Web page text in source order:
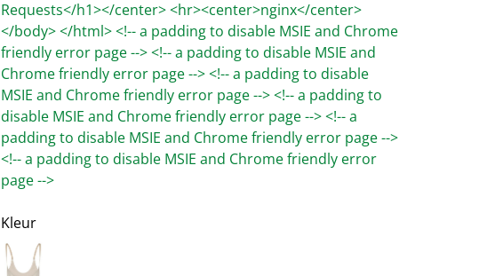
Requests</h1></center> <hr><center>nginx</center>
</body> </html> <!-- a padding to disable MSIE and Chrome
friendly error page --> <!-- a padding to disable MSIE and
Chrome friendly error page --> <!-- a padding to disable
MSIE and Chrome friendly error page --> <!-- a padding to
disable MSIE and Chrome friendly error page --> <!-- a
padding to disable MSIE and Chrome friendly error page -->
<!-- a padding to disable MSIE and Chrome friendly error
page -->
Kleur